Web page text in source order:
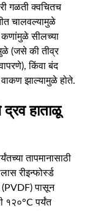
गळती क्वचितच
चालवल्यामुळे
कणांमुळे सीलच्या
(जसे की तीव्र
किंवा बंद
वाकण झाल्यामुळे होते.
द्रव हाताळू
तापमानासाठी
रीइन्फोर्स्ड
(PVDF) पासून
१२०°C पर्यंत